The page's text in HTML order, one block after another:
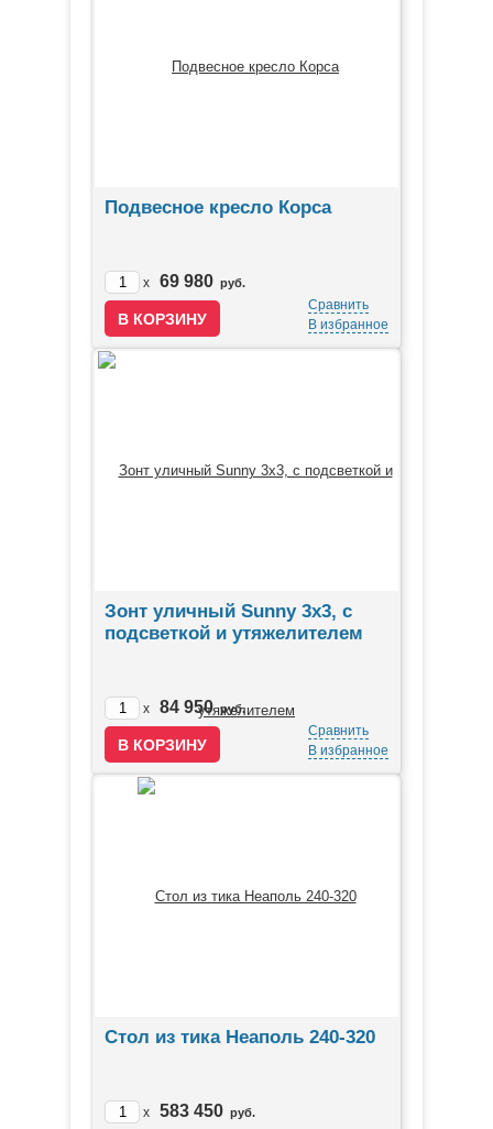
Подвесное кресло Корса
x 69 980 руб.
Сравнить
В избранное
Зонт уличный Sunny 3х3, с
подсветкой и утяжелителем
x 84 950 руб.
Сравнить
В избранное
Стол из тика Неаполь 240-320
x 583 450 руб.